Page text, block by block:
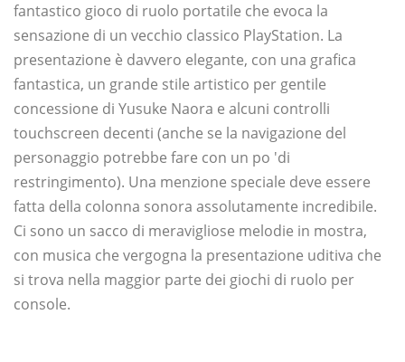
fantastico gioco di ruolo portatile che evoca la
sensazione di un vecchio classico PlayStation. La
presentazione è davvero elegante, con una grafica
fantastica, un grande stile artistico per gentile
concessione di Yusuke Naora e alcuni controlli
touchscreen decenti (anche se la navigazione del
personaggio potrebbe fare con un po 'di
restringimento). Una menzione speciale deve essere
fatta della colonna sonora assolutamente incredibile.
Ci sono un sacco di meravigliose melodie in mostra,
con musica che vergogna la presentazione uditiva che
si trova nella maggior parte dei giochi di ruolo per
console.